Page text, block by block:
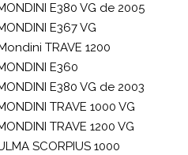
E380 VG de 2005
E367 VG
TRAVE 1200
E360
E380 VG de 2003
TRAVE 1000 VG
TRAVE 1200 VG
SCORPIUS 1000